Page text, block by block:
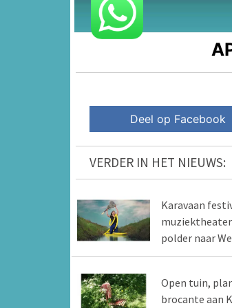
Deel op Facebook
VERDER IN HET NIEUWS:
Karavaan
polder naar
Open tuin,
brocante aan